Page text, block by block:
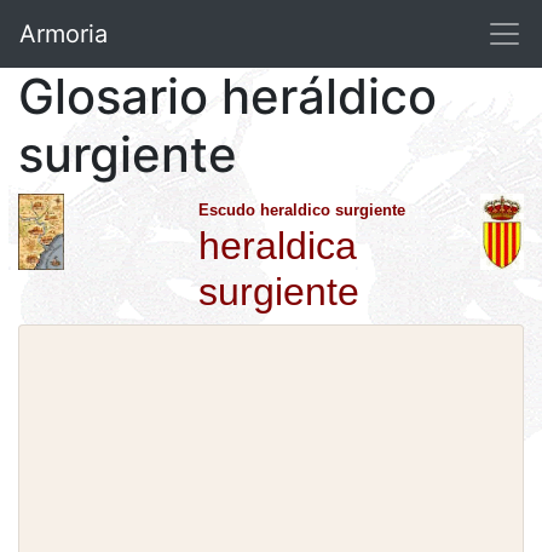
Armoria
Glosario heráldico
surgiente
Escudo heraldico surgiente
heraldica
surgiente